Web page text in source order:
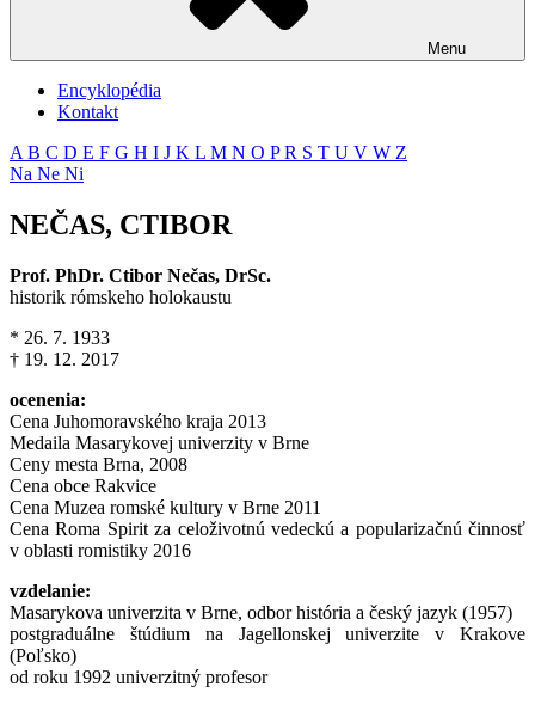
Menu
Encyklopédia
Kontakt
A B C D E F G H I J K L M N O PR S T U V W Z
Na Ne Ni
NEČAS, CTIBOR
Prof. PhDr. Ctibor Nečas, DrSc.
historik rómskeho holokaustu
* 26. 7. 1933
† 19. 12. 2017
ocenenia:
Cena Juhomoravského kraja 2013
Medaila Masarykovej univerzity v Brne
Ceny mesta Brna, 2008
Cena obce Rakvice
Cena Muzea romské kultury v Brne 2011
Cena Roma Spirit za celoživotnú vedeckú a popularizačnú činnosť
v oblasti romistiky 2016
vzdelanie:
Masarykova univerzita v Brne, odbor história a český jazyk (1957)
postgraduálne štúdium na Jagellonskej univerzite v Krakove
(Poľsko)
od roku 1992 univerzitný profesor